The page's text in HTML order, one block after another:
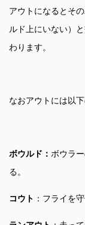
アウトになるとそ
ルド上にいない）
わります。
なおアウトには以
ボウルド： ボウラ
る。
コウト ：フライを